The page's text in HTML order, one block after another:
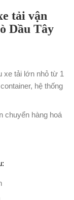
tải vận
Dầu Tây
xe tải lớn nhỏ từ 1
hệ thống